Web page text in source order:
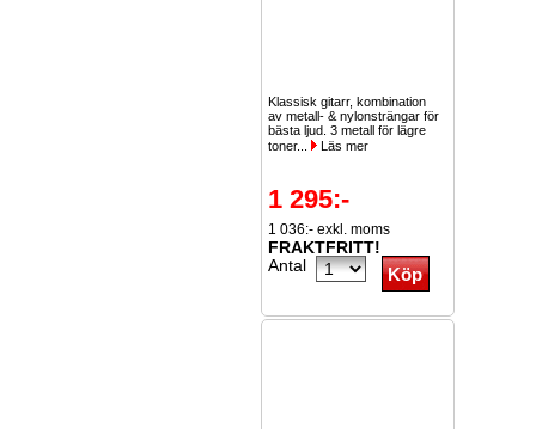
Klassisk gitarr, kombination
av metall- & nylonsträngar för
bästa ljud. 3 metall för lägre
toner...
Läs mer
1 295:-
1 036:- exkl. moms
FRAKTFRITT!
Antal